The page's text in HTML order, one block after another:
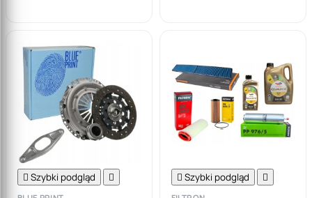
 Szybki podgląd   Szybki podgląd 